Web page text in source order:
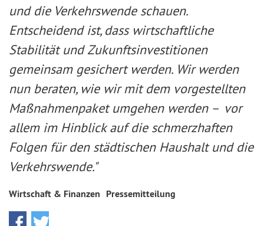
und die Verkehrswende schauen.
Entscheidend ist, dass wirtschaftliche
Stabilität und Zukunftsinvestitionen
gemeinsam gesichert werden. Wir werden
nun beraten, wie wir mit dem vorgestellten
Maßnahmenpaket umgehen werden – vor
allem im Hinblick auf die schmerzhaften
Folgen für den städtischen Haushalt und die
Verkehrswende."
Wirtschaft & Finanzen Pressemitteilung